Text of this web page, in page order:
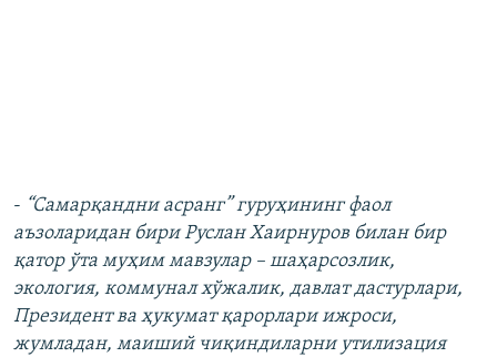
- “Самарқандни асранг” гуруҳининг фаол
аъзоларидан бири Руслан Хаирнуров билан бир
қатор ўта муҳим мавзулар – шаҳарсозлик,
экология, коммунал хўжалик, давлат дастурлари,
Президент ва ҳукумат қарорлари ижроси,
жумладан, маиший чиқиндиларни утилизация